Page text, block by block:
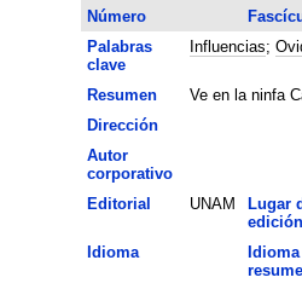
Número
Palabras
clave
Influencias;
Resumen
Ve en la ninfa
Dirección
Autor
corporativo
Editorial
UNAM
Lugar
edición
Idioma
Idioma